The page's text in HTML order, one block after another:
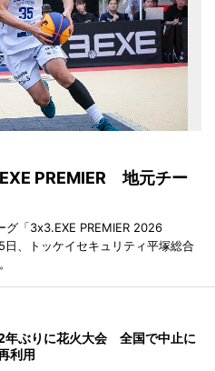
PREMIER 地元チー
グ「3x3.EXE PREMIER 2026
、トッケイセキュリティ平塚総合
年ぶりに花火大会 全国で中止に
利用